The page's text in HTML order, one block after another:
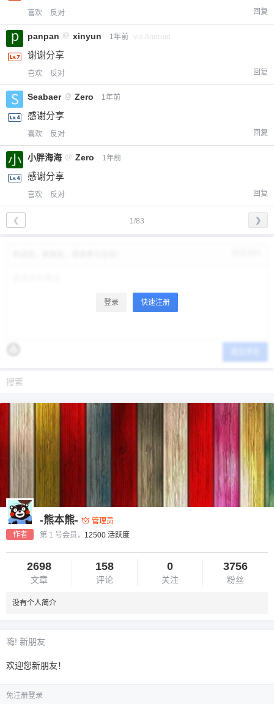
喜欢 反对 回复
panpan @ xinyun 1年前 via Android
谢谢分享
喜欢 反对 回复
Seabaer @ Zero 1年前
感谢分享
喜欢 反对 回复
小胖海海 @ Zero 1年前
感谢分享
喜欢 反对 回复
1/83
❮ ❯
登录 快速注册
作者
-熊本熊-
管理员
第 1 号会员， 12500 活跃度
2698
文章
158
评论
0
关注
3756
粉丝
没有个人简介
嗨! 新朋友
欢迎您新朋友！
免注册登录